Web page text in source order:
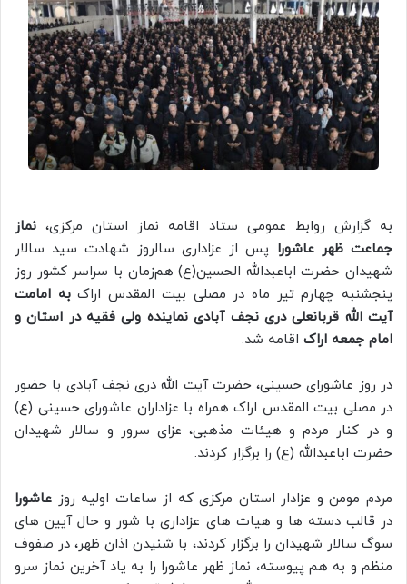
به گزارش روابط عمومی ستاد اقامه نماز استان مرکزی، نماز
جماعت ظهر عاشورا پس از عزاداری سالروز شهادت سید سالار
شهیدان حضرت اباعبدالله الحسین(ع) هم‌زمان با سراسر کشور روز
پنجشنبه چهارم تیر ماه در مصلی بیت المقدس اراکبه امامت
آیت الله قربانعلی دری نجف آبادی نماینده ولی فقیه در استان و
امام جمعه اراک اقامه شد.
در روز عاشورای حسینی، حضرت آیت الله دری نجف آبادی با حضور
در مصلی بیت المقدس اراک همراه با عزاداران عاشورای حسینی (ع)
و در کنار مردم و هیئات مذهبی، عزای سرور و سالار شهیدان
حضرت اباعبدالله (ع) را برگزار کردند.
مردم مومن و عزادار استان مرکزی که از ساعات اولیه روز عاشورا
در قالب دسته ها و هیات های عزاداری با شور و حال آیین های
سوگ سالار شهیدان را برگزار کردند، با شنیدن اذان ظهر، در صفوف
منظم و به هم پیوسته، نماز ظهر عاشورا را به یاد آخرین نماز سرو